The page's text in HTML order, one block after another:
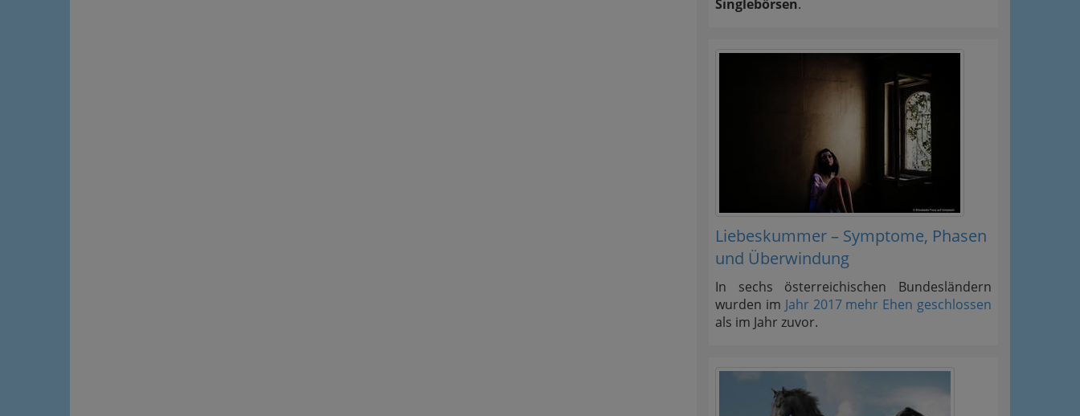
Singlebörsen.
Liebeskummer – Symptome, Phasen
und Überwindung
In sechs österreichischen Bundesländern
wurden im Jahr 2017 mehr Ehen geschlossen
als im Jahr zuvor.